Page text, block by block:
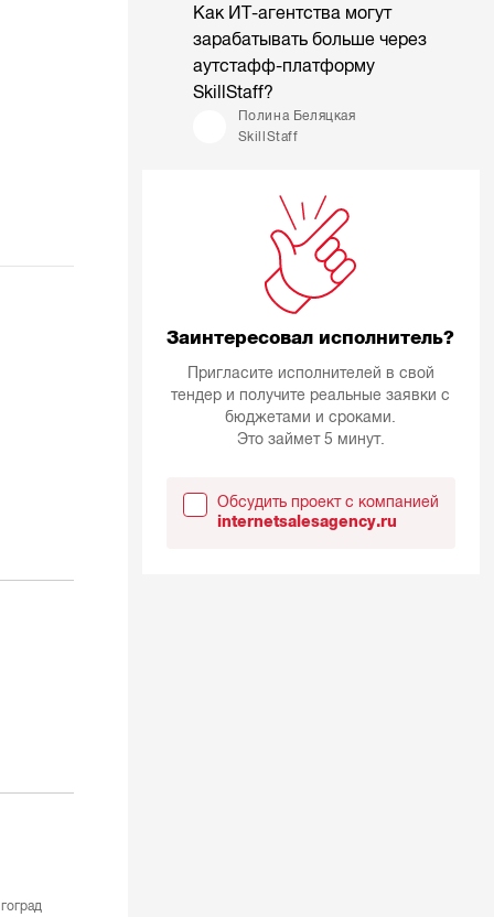
Как ИТ-агентства могут
зарабатывать больше через
аутстафф-платформу
SkillStaff?
Полина Беляцкая
SkillStaff
Заинтересовал исполнитель?
Пригласите исполнителей в свой
тендер и получите реальные заявки с
бюджетами и сроками.
Это займет 5 минут.
Обсудить проект с компанией
internetsalesagency.ru